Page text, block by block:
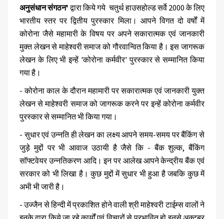
अनुसंधान संगठन'द्वारा किये गये चतुर्थ हाउसहोल्ड सर्वे 2000 के लिए
भारतीय स्तर पर द्वितीय पुरस्कार मिला। आपने विगत दो वर्षों में
कोरोना जैसे महामारी के विषय पर अपने सकारात्मक एवं जानकारी
मुक्त लेखन से माहेश्वरी समाज को गौरवान्वित किया है। इस जागरूक
लेखन के लिए भी इन्हें 'कोरोना कर्मवीर' पुरस्कार से सम्मानित किया
गया है।
- कोरोना काल के दौरान महामारी पर सकारात्मक एवं जानकारी युक्त
लेखन से माहेश्वरी समाज को जागरूक करने पर इन्हें कोरोना कर्मवीर
पुरस्कार से सम्मानित भी किया गया।
- सुधार एवं उन्नति ही लेखन का लक्ष्य आपने समय-समय पर बैंकिंग से
जुड़े मुद्दों पर भी आवाज उठायी है जैसे कि - बैंक शुल्क, बैंकिंग
सॉफ्टवेयर उन्नतिकरण आदि। इन पर आलेख आपने केन्द्रीय बैंक एवं
सरकार को भी लिखा है। कुछ मुद्दों में सुधार भी हुआ है जबकि कुछ में
अभी भी जारी है।
- उज्जैन से हिन्दी में प्रकाशित होने वाली श्री माहेश्वरी टाईम्स वालों ने